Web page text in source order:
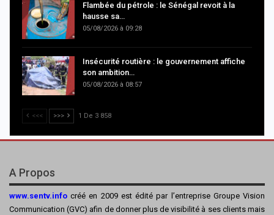
Flambée du pétrole : le Sénégal revoit à la
hausse sa…
05/08/2026 à 09:28
Insécurité routière : le gouvernement affiche
son ambition…
05/08/2026 à 08:57
<<< >>> 1 De 3 858
A Propos
www.sentv.info créé en 2009 est édité par l’entreprise Groupe Vision
Communication (GVC) afin de donner plus de visibilité à ses clients mais